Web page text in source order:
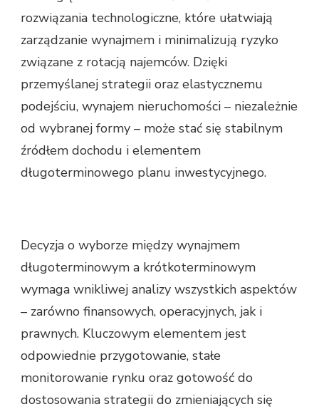
rozwiązania technologiczne, które ułatwiają
zarządzanie wynajmem i minimalizują ryzyko
związane z rotacją najemców. Dzięki
przemyślanej strategii oraz elastycznemu
podejściu, wynajem nieruchomości – niezależnie
od wybranej formy – może stać się stabilnym
źródłem dochodu i elementem
długoterminowego planu inwestycyjnego.
Decyzja o wyborze między wynajmem
długoterminowym a krótkoterminowym
wymaga wnikliwej analizy wszystkich aspektów
– zarówno finansowych, operacyjnych, jak i
prawnych. Kluczowym elementem jest
odpowiednie przygotowanie, stałe
monitorowanie rynku oraz gotowość do
dostosowania strategii do zmieniających się